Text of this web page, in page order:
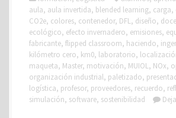
aula, aula invertida, blended learning, carga,
CO2e, colores, contenedor, DFL, diseño,
ecológico, efecto invernadero, emisiones,
fabricante, flipped classroom, haciendo,
kilómetro cero, km0, laboratorio,
maqueta, Master, motivación, MUIOL, NOx,
organización industrial, paletizado,
logística, profesor, proveedores, recuerdo,
simulación, software, sostenibilidad